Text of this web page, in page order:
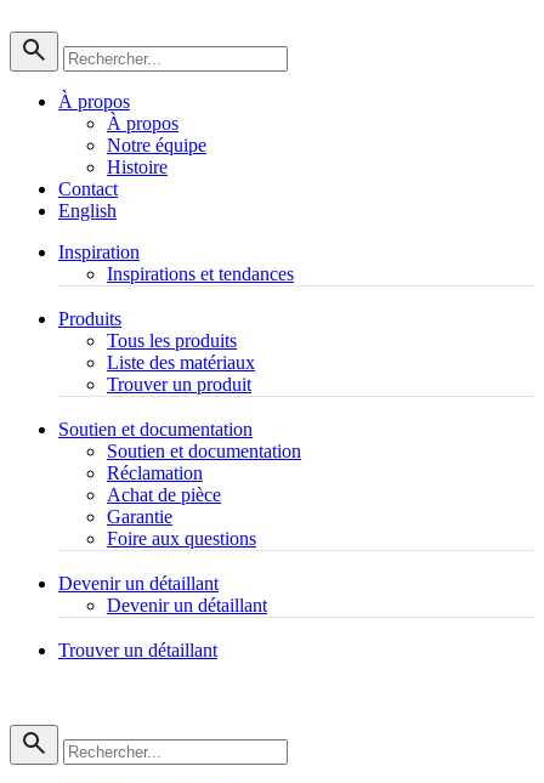
À propos
À propos
Notre équipe
Histoire
Contact
English
Inspiration
Inspirations et tendances
Produits
Tous les produits
Liste des matériaux
Trouver un produit
Soutien et documentation
Soutien et documentation
Réclamation
Achat de pièce
Garantie
Foire aux questions
Devenir un détaillant
Devenir un détaillant
Trouver un détaillant